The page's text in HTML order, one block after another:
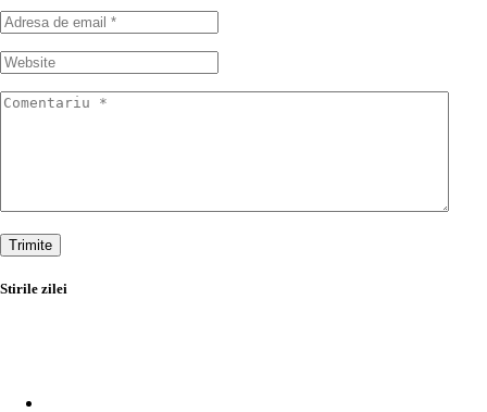
Trimite
Stirile zilei